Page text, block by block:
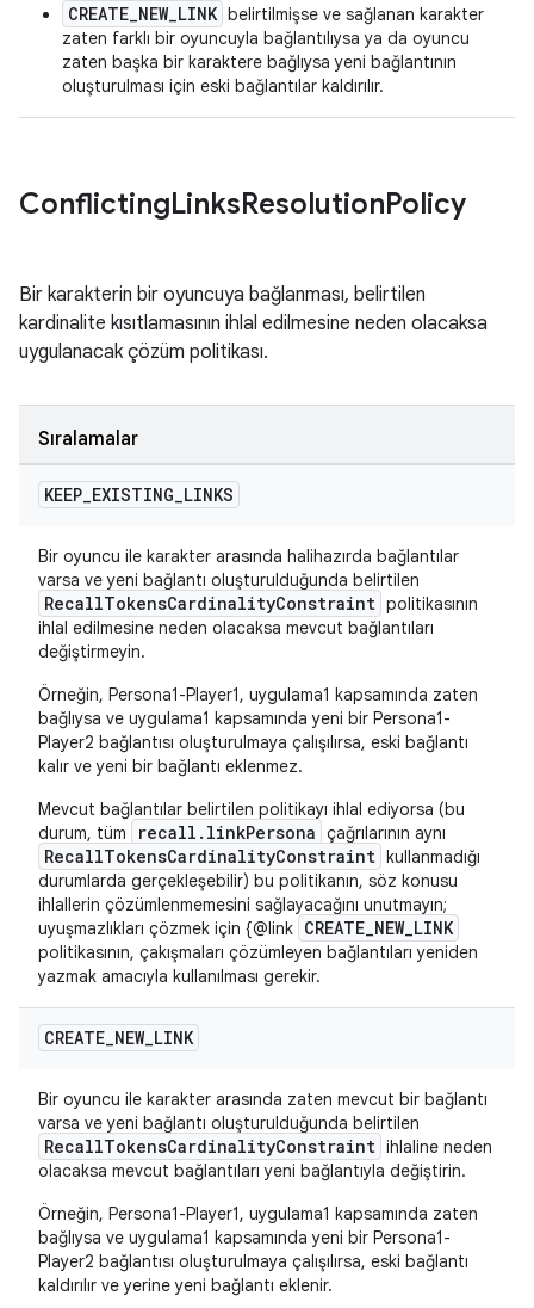
CREATE_NEW_LINK belirtilmişse ve sağlanan karakter
zaten farklı bir oyuncuyla bağlantılıysa ya da oyuncu
zaten başka bir karaktere bağlıysa yeni bağlantının
oluşturulması için eski bağlantılar kaldırılır.
ConflictingLinksResolutionPolicy
Bir karakterin bir oyuncuya bağlanması, belirtilen
kardinalite kısıtlamasının ihlal edilmesine neden olacaksa
uygulanacak çözüm politikası.
Sıralamalar
KEEP_EXISTING_LINKS
Bir oyuncu ile karakter arasında halihazırda bağlantılar
varsa ve yeni bağlantı oluşturulduğunda belirtilen
RecallTokensCardinalityConstraint politikasının
ihlal edilmesine neden olacaksa mevcut bağlantıları
değiştirmeyin.
Örneğin, Persona1-Player1, uygulama1 kapsamında zaten
bağlıysa ve uygulama1 kapsamında yeni bir Persona1-
Player2 bağlantısı oluşturulmaya çalışılırsa, eski bağlantı
kalır ve yeni bir bağlantı eklenmez.
Mevcut bağlantılar belirtilen politikayı ihlal ediyorsa (bu
durum, tüm
recall.linkPersona çağrılarının aynı
RecallTokensCardinalityConstraint kullanmadığı
durumlarda gerçekleşebilir) bu politikanın, söz konusu
ihlallerin çözümlenmemesini sağlayacağını unutmayın;
uyuşmazlıkları çözmek için {@link CREATE_NEW_LINK
politikasının, çakışmaları çözümleyen bağlantıları yeniden
yazmak amacıyla kullanılması gerekir.
CREATE_NEW_LINK
Bir oyuncu ile karakter arasında zaten mevcut bir bağlantı
varsa ve yeni bağlantı oluşturulduğunda belirtilen
RecallTokensCardinalityConstraint ihlaline neden
olacaksa mevcut bağlantıları yeni bağlantıyla değiştirin.
Örneğin, Persona1-Player1, uygulama1 kapsamında zaten
bağlıysa ve uygulama1 kapsamında yeni bir Persona1-
Player2 bağlantısı oluşturulmaya çalışılırsa, eski bağlantı
kaldırılır ve yerine yeni bağlantı eklenir.